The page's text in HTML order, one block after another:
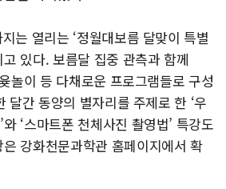
는 열리는 ‘정월대보름 달맞이 특별
있다. 보름달 집중 관측과 함께
놀이 등 다채로운 프로그램들로 구성
달간 동양의 별자리를 주제로 한 ‘우
‘스마트폰 천체사진 촬영법’ 특강도
강화천문과학관 홈페이지에서 확